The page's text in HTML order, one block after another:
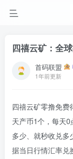
四禧云矿：全
首码联盟
1年前更新
四禧云矿零撸免费
天产币1个，每天
多少、就秒收兑多
据当日行情汇率兑